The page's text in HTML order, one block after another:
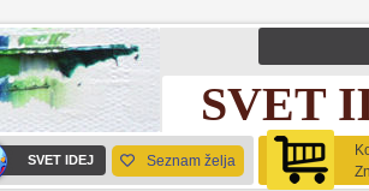
SVET
SVET IDEJ Seznam želja